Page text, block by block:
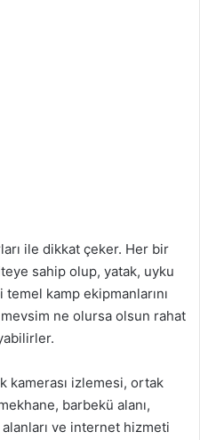
ile dikkat çeker. Her bir
sahip olup, yatak, uyku
kamp ekipmanlarını
ne olursa olsun rahat
kamerası izlemesi, ortak
barbekü alanı,
alanları ve internet hizmeti